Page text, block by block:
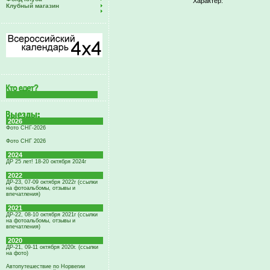
Клубный магазин
2026
Фото СНГ-2026
Фото СНГ 2026
2024
ДР 25 лет! 18-20 октября 2024г
2022
ДР-23, 07-09 октября 2022г (ссылки
на фотоальбомы, отзывы и
впечатления)
2021
ДР-22, 08-10 октября 2021г (ссылки
на фотоальбомы, отзывы и
впечатления)
2020
ДР-21, 09-11 октября 2020г. (ссылки
на фото)
Автопутешествие по Норвегии